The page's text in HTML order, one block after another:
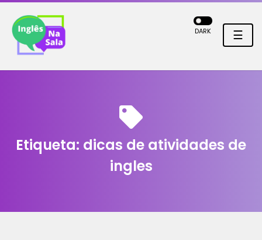
☰
DARK
Etiqueta: dicas de atividades de
ingles